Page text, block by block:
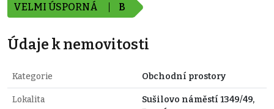
VELMI ÚSPORNÁ B
Údaje k nemovitosti
Kategorie Obchodní prostory
Lokalita
Sušilovo náměstí 1349/49,